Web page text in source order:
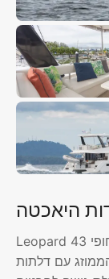
היאכטה
Leopard 43 מציע שיוט מהיר ונוח לאיים הרבים מול חופי
עם דלתות